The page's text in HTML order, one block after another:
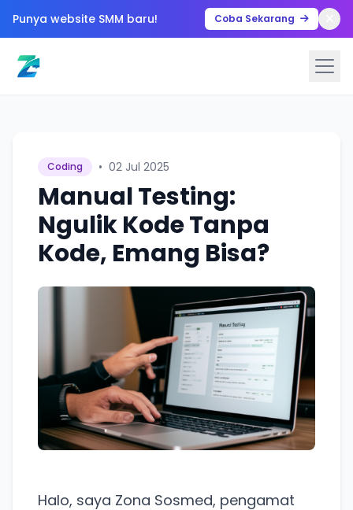
Punya website SMM baru! Coba Sekarang
Coding • 02 Jul 2025
Manual Testing:
Ngulik Kode Tanpa
Kode, Emang Bisa?
Halo, saya Zona Sosmed, pengamat